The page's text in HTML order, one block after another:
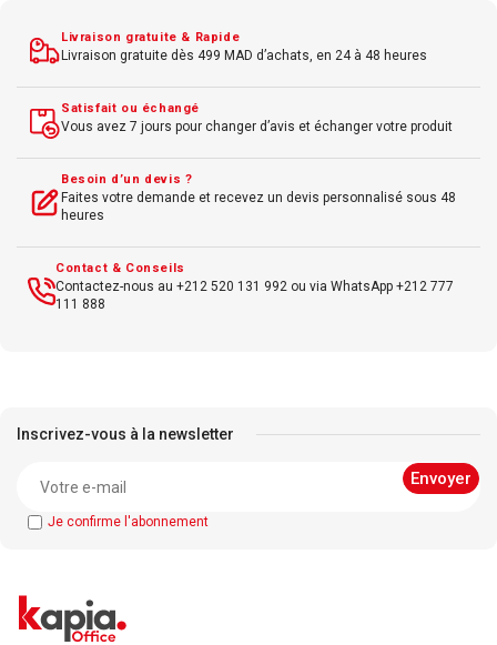
Livraison gratuite & Rapide
Livraison gratuite dès 499 MAD d’achats, en 24 à 48 heures
Satisfait ou échangé
Vous avez 7 jours pour changer d’avis et échanger votre produit
Besoin d’un devis ?
Faites votre demande et recevez un devis personnalisé sous 48
heures
Contact & Conseils
Contactez-nous au +212 520 131 992 ou via WhatsApp +212 777
111 888
Inscrivez-vous à la newsletter
Je confirme l'abonnement